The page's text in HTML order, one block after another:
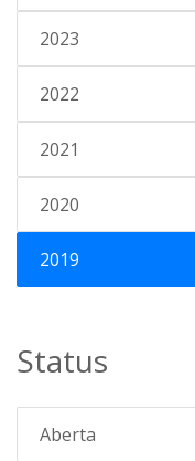
2023
2022
2021
2020
2019
Status
Aberta